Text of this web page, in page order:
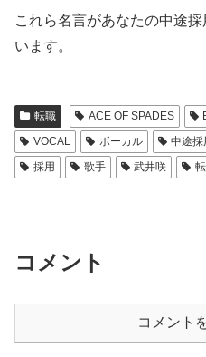
これら名言があなたの中途
います。
転職 ACE OF SPADES
VOCAL
ボーカル 中途採
採用
歌手 武井咲
コメント
コメント